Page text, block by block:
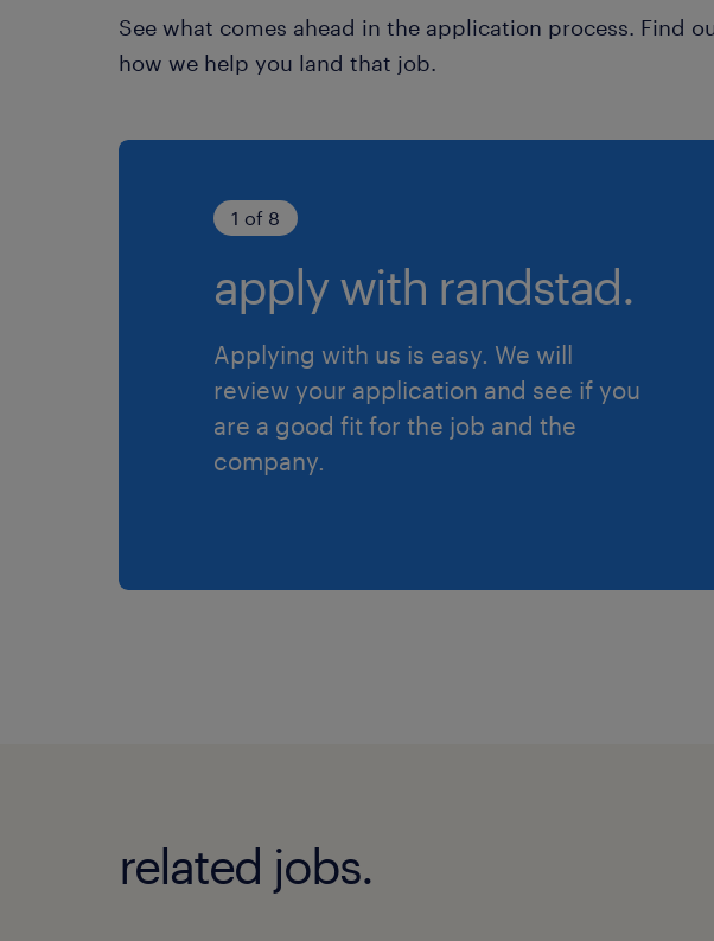
See what comes ahead in the application process. Find
how we help you land that job.
1 of 8
apply with randstad.
Applying with us is easy. We will
review your application and see if you
are a good fit for the job and the
company.
related jobs.